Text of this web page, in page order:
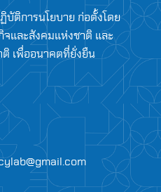
ติการนโยบาย ก่อตั้งโดย
และสังคมแห่งชาติ และ
เพื่ออนาคตที่ยั่งยืน